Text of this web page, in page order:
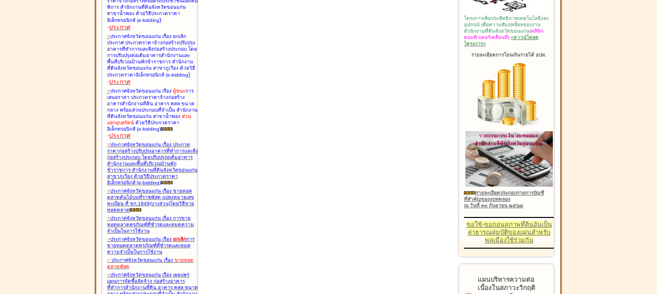
พิการ สำนักงานที่ดินจังหวัดขอนแก่น
สาขาน้ำพอง ด้วยวิธีประกวดราคา
อิเล็กทรอนิกส์ (e-bidding)
-ประกาศ
>ประกาศจังหวัดขอนแก่น เรื่อง ยกเลิก
ประกาศ ประกวดราคาจ้างก่อสร้างปรับปรุง
อาคารที่ทำการและสิ่งก่อสร้างประกอบ โดย
การปรับปรุงต่อเติมอาคารสำนักงานและ
พื้นที่บริเวณบ้านพักข้าราชการ สำนักงาน
ที่ดินจังหวัดขอนแก่น สาขาภูเวียง ด้วยวิธี
ประกวดราคาอิเล็กทรอนิกส์ (e-bidding)
-ประกาศ
>ประกาศจังหวัดขอนแก่น เรื่อง ผู้ชนะการ
เสนอราคา ประกวดราคาจ้างก่อสร้าง
อาคารสำนักงานที่ดิน อาคาร คสล.ขนาด
กลาง พร้อมส่วนประกอบที่จำเป็น สำนักงาน
ที่ดินจังหวัดขอนแก่น สาขาน้ำพอง ส่วน
แยกอุบลรัตน์ ด้วยวิธีประกวดราคา
อิเล็กทรอนิกส์ (e-bidding)
-ประกาศ
>ประกาศจังหวัดขอนแก่น เรื่อง ประกวด
ราคาก่อสร้างปรับปรุงอาคารที่ทำการและสิ่ง
ก่อสร้างประกอบ โดยปรับปรุง่อเติมอาคาร
สำนักงานและพื้นที่บริเวณบ้านพัก
ข้าราชการ สำนักงานที่ดินจังหวัดขอนแก่น
สาขาภูเวียง ด้วยวิธีประกวดราคา
อิเล็กทรอนิกส์ (e-bidding)
>ประกาศจังหวัดขอนแก่น เรื่อง ขายทอด
ตลาดต้นไม้บนที่ราชพัสดุ แปลงหมายเลข
ทะเบียน ที่ ขก.1849(บางส่วน)โดยวิธีขาย
ทอดตลาด
>ประกาศจังหวัดขอนแก่น เรื่อง การขาย
ทอดตลาดครุภัณฑ์ที่ชำรุดและหมดความ
จำเป็นในการใช้งาน
>ประกาศจังหวัดขอนแก่น เรื่อง ยกเลิกการ
ขายทอดตลาดครุภัณฑ์ที่ชำรุดและหมด
ความจำเป็นในการใช้งาน
> ประกาศจังหวัดขอนแก่น เรื่อง ขายทอด
ตลาดพัสดุ
>ประกาศจังหวัดขอนแก่น เรื่อง เผยแพร่
แผนการจัดซื้อจัดจ้าง ก่อสร้างอาคาร
ที่ทำการสำนักงานที่ดิน อาคาร คสล.ขนาด
โครงการเพิ่มประสิทธิภาพเทคโนโลยีและ
อุปกรณ์ เพื่อความสัมฤทธิ์ผลของงาน
สำนักงานที่ดินจังหวัดขอนแก่น(คลินิก
คอมพิวเตอร์เคลื่อนที่) <ดาวน์โหลด
โครงการ>
รายละเอียดการโอนเงินรายได้ อปท.
รายละเอียดประกอบรายการบัญชี
ที่สำคัญของงบทดลอง
ณ วันที่ ๓๐ กันยายน ๒๕๖๘
ขอใช้-ขอถอนสภาพที่ดินอันเป็น
สาธารณสมบัติของแผ่นสำหรับ
พลเมืองใช้ร่วมกัน
แผนบริหารความต่อ
เนื่องในสภาวะวิกฤติ